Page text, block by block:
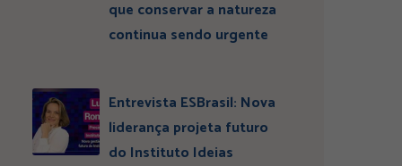
que conservar a natureza
continua sendo urgente
Entrevista ESBrasil: Nova
liderança projeta futuro
do Instituto Ideias